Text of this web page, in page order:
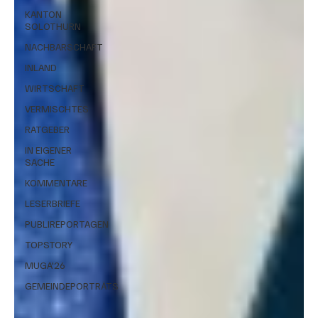
KANTON
SOLOTHURN
NACHBARSCHAFT
INLAND
WIRTSCHAFT
VERMISCHTES
RATGEBER
IN EIGENER
SACHE
KOMMENTARE
LESERBRIEFE
PUBLIREPORTAGEN
TOPSTORY
MUGA'26
GEMEINDEPORTRÄTS